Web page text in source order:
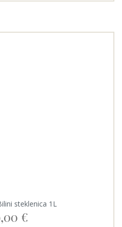
steklenica 1L
€